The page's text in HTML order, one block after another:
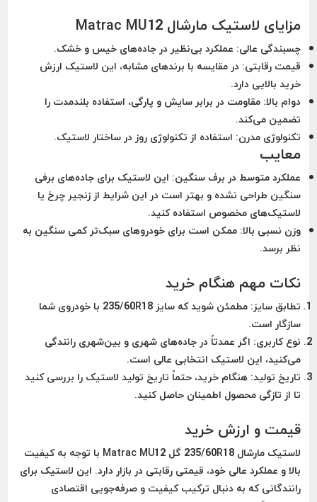
مزایای لاستیک مارشال Matrac MU12
چسبندگی عالی: عملکرد بی‌نظیر در جاده‌های خیس و خشک.
قیمت رقابتی: در مقایسه با برندهای مشابه، این لاستیک ارزش
خرید بالایی دارد.
دوام بالا: مقاومت در برابر سایش و پارگی، استفاده بلندمدت را
تضمین می‌کند.
تکنولوژی مدرن: استفاده از تکنولوژی روز در ساختار لاستیک.
معایب
عملکرد متوسط در برف سنگین: این لاستیک برای جاده‌های برفی
سنگین طراحی نشده و بهتر است در این شرایط از زنجیر چرخ یا
لاستیک‌های مخصوص استفاده کنید.
وزن نسبی بالا: ممکن است برای خودروهای سبک‌تر کمی سنگین به
نظر برسد.
نکات مهم هنگام خرید
تطابق سایز:
مطمئن شوید که سایز 235/60R18 با خودروی شما
سازگار است.
نوع کاربری: اگر عمدتاً در جاده‌های شهری و بین‌شهری رانندگی
می‌کنید، این لاستیک انتخابی عالی است.
تاریخ تولید: هنگام خرید، حتماً تاریخ تولید لاستیک را بررسی کنید
تا از تازگی محصول اطمینان حاصل کنید.
قیمت و ارزش خرید
لاستیک مارشال 235/60R18 گل Matrac MU12 با توجه به کیفیت
بالا و عملکرد عالی خود، قیمتی رقابتی در بازار دارد. این لاستیک برای
رانندگانی که به دنبال ترکیب کیفیت و صرفه‌جویی اقتصادی